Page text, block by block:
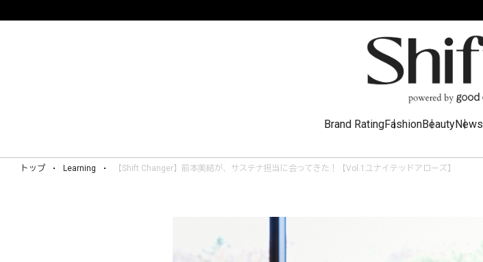
Brand RatingFashionBeautyNews
トップ Learning 【Shift Changer】前本美結が、サステナ担当に会ってきた！【Vol.1ユナイテッドアローズ】